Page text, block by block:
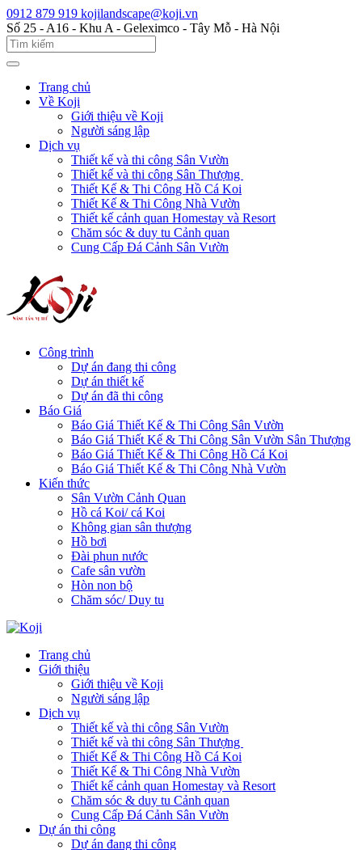
0912 879 919 kojilandscape@koji.vn
Số 25 - A16 - Khu A - Geleximco - Tây Mỗ - Hà Nội
Trang chủ
Về Koji
Giới thiệu về Koji
Người sáng lập
Dịch vụ
Thiết kế và thi công Sân Vườn
Thiết kế và thi công Sân Thượng
Thiết Kế & Thi Công Hồ Cá Koi
Thiết Kế & Thi Công Nhà Vườn
Thiết kế cảnh quan Homestay và Resort
Chăm sóc & duy tu Cảnh quan
Cung Cấp Đá Cảnh Sân Vườn
Công trình
Dự án đang thi công
Dự án thiết kế
Dự án đã thi công
Báo Giá
Báo Giá Thiết Kế & Thi Công Sân Vườn
Báo Giá Thiết Kế & Thi Công Sân Vườn Sân Thượng
Báo Giá Thiết Kế & Thi Công Hồ Cá Koi
Báo Giá Thiết Kế & Thi Công Nhà Vườn
Kiến thức
Sân Vườn Cảnh Quan
Hồ cá Koi/ cá Koi
Không gian sân thượng
Hồ bơi
Đài phun nước
Cafe sân vườn
Hòn non bộ
Chăm sóc/ Duy tu
Trang chủ
Giới thiệu
Giới thiệu về Koji
Người sáng lập
Dịch vụ
Thiết kế và thi công Sân Vườn
Thiết kế và thi công Sân Thượng
Thiết Kế & Thi Công Hồ Cá Koi
Thiết Kế & Thi Công Nhà Vườn
Thiết kế cảnh quan Homestay và Resort
Chăm sóc & duy tu Cảnh quan
Cung Cấp Đá Cảnh Sân Vườn
Dự án thi công
Dự án đang thi công